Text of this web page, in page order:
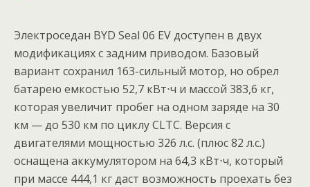
Электроседан BYD Seal 06 EV доступен в двух
модификациях с задним приводом. Базовый
вариант сохранил 163-сильный мотор, но обрел
батарею емкостью 52,7 кВт⋅ч и массой 383,6 кг,
которая увеличит пробег на одном заряде на 30
км — до 530 км по циклу CLTC. Версия с
двигателями мощностью 326 л.с. (плюс 82 л.с.)
оснащена аккумулятором на 64,3 кВт⋅ч, который
при массе 444,1 кг даст возможность проехать без